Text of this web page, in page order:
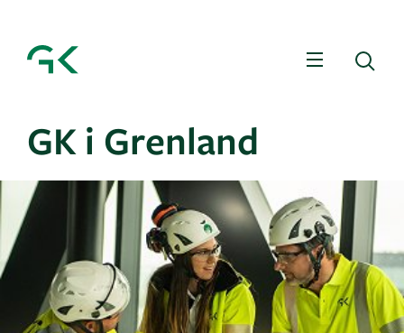
Meny
GK i Grenland